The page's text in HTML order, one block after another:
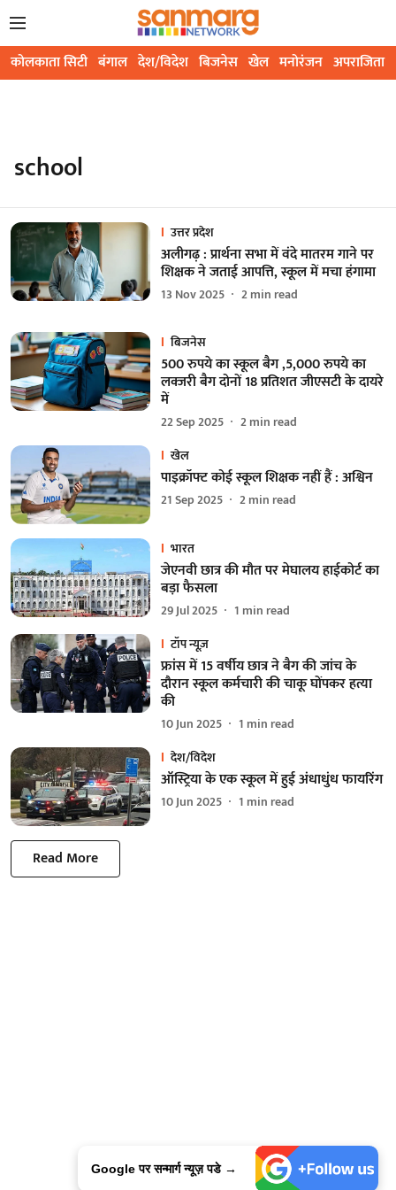
कोलकाता सिटी बंगाल देश/विदेश बिजनेस खेल मनोरंजन अपराजिता
school
उत्तर प्रदेश
अलीगढ़ : प्रार्थना सभा में वंदे मातरम गाने पर
शिक्षक ने जताई आपत्ति, स्कूल में मचा हंगामा
13 Nov 2025 2min read
बिजनेस
500 रुपये का स्कूल बैग ,5,000 रुपये का
लक्जरी बैग दोनों 18 प्रतिशत जीएसटी के दायरे
में
22 Sep 2025 2min read
खेल
पाइक्रॉफ्ट कोई स्कूल शिक्षक नहीं हैं : अश्विन
21 Sep 2025 2min read
भारत
जेएनवी छात्र की मौत पर मेघालय हाईकोर्ट का
बड़ा फैसला
29 Jul 2025 1 min read
टॉप न्यूज़
फ्रांस में 15 वर्षीय छात्र ने बैग की जांच के
दौरान स्कूल कर्मचारी की चाकू घोंपकर हत्या
की
10 Jun 2025 1 min read
देश/विदेश
ऑस्ट्रिया के एक स्कूल में हुई अंधाधुंध फायरिंग
10 Jun 2025 1 min read
Read More
Google पर सन्मार्ग न्यूज़ पडे →